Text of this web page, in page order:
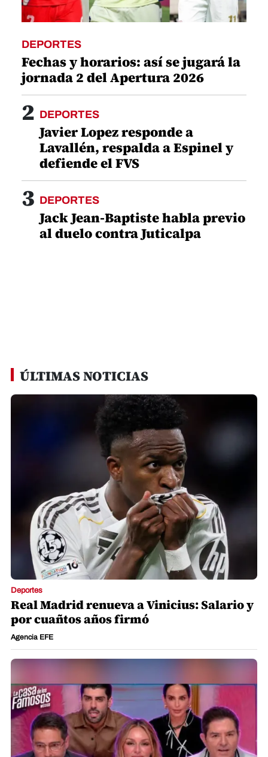
DEPORTES
Fechas y horarios: así se jugará la
jornada 2 del Apertura 2026
2 DEPORTES
Javier Lopez responde a
Lavallén, respalda a Espinel y
defiende el FVS
3 DEPORTES
Jack Jean-Baptiste habla previo
al duelo contra Juticalpa
ÚLTIMAS NOTICIAS
Deportes
Real Madrid renueva a Vinicius: Salario y
por cuañtos años firmó
Agencia EFE